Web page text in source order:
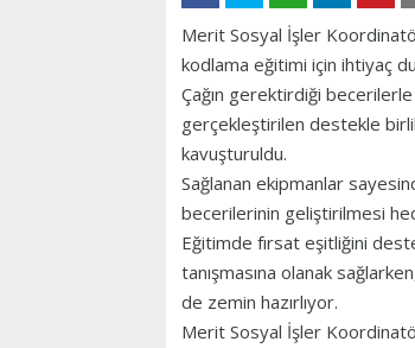
Merit Sosyal İşler
kodlama eğitimi için ihtiyaç
Çağın gerektirdiği
gerçekleştirilen destekle
kavuşturuldu.
Sağlanan ekipmanlar
becerilerinin geliştirilmesi
Eğitimde fırsat eşitliğini
tanışmasına olanak
de zemin hazırlıyor.
Merit Sosyal İşler